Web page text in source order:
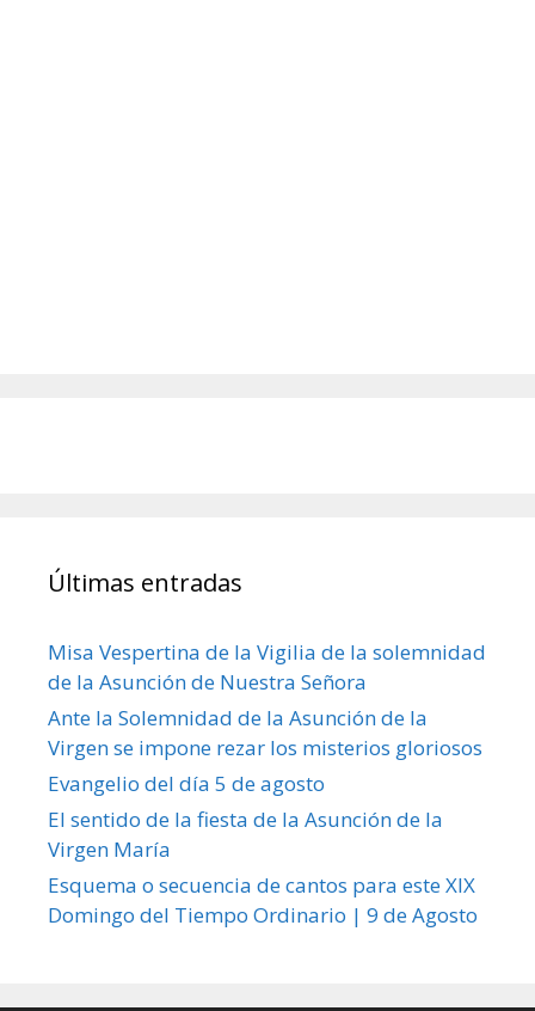
Últimas entradas
Misa Vespertina de la Vigilia de la solemnidad
de la Asunción de Nuestra Señora
Ante la Solemnidad de la Asunción de la
Virgen se impone rezar los misterios gloriosos
Evangelio del día 5 de agosto
El sentido de la fiesta de la Asunción de la
Virgen María
Esquema o secuencia de cantos para este XIX
Domingo del Tiempo Ordinario | 9 de Agosto